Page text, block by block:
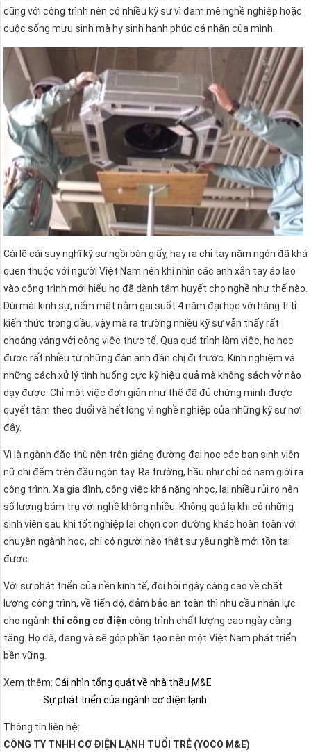
cũng với công trình nên có nhiều kỹ sư vì đam mê nghề nghiệp hoặc
cuộc sống mưu sinh mà hy sinh hạnh phúc cá nhân của mình.
Cái lẽ cái suy nghĩ kỹ sư ngồi bàn giấy, hay ra chỉ tay năm ngón đã khá
quen thuộc với người Việt Nam nên khi nhìn các anh xắn tay áo lao
vào công trình mới hiểu họ đã dành tâm huyết cho nghề như thế nào.
Dùi mài kinh sự, nếm mật nằm gai suốt 4 năm đại học với hàng ti tỉ
kiến thức trong đầu, vậy mà ra trường nhiều kỹ sư vẫn thấy rất
choáng váng với công việc thực tế. Qua quá trình làm việc, họ học
được rất nhiều từ những đàn anh đàn chị đi trước. Kinh nghiệm và
những cách xử lý tình huống cực kỳ hiệu quả mà không sách vở nào
dạy được. Chỉ một việc đơn giản như thế đã đủ chứng minh được
quyết tâm theo đuổi và hết lòng vì nghề nghiệp của những kỹ sư nơi
đây.
Vì là ngành đặc thù nên trên giảng đường đại học các bạn sinh viên
nữ chi đếm trên đầu ngón tay. Ra trường, hầu như chỉ có nam giới ra
công trình. Xa gia đình, công việc khá nặng nhọc, lại nhiều rủi ro nên
số lượng bám trụ với nghề không nhiều. Không quá lạ khi có những
sinh viên sau khi tốt nghiệp lại chọn con đường khác hoàn toàn với
chuyên ngành học, chỉ có người nào thật sự yêu nghề mới tồn tại
được.
Với sự phát triển của nền kinh tế, đòi hỏi ngày càng cao về chất
lượng công trình, về tiến độ, đảm bảo an toàn thì nhu cầu nhân lực
cho ngành thi công cơ điện công trình chất lượng cao ngày càng
tăng. Họ đã, đang và sẽ góp phần tạo nên một Việt Nam phát triển
bền vững.
Xem thêm: Cái nhìn tổng quát về nhà thầu M&E
Sự phát triển của ngành cơ điện lạnh
Thông tin liên hệ:
CÔNG TY TNHH CƠ ĐIỆN LẠNH TUỔI TRẺ (YOCO M&E)